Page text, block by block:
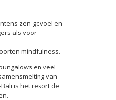
zen-gevoel en
als voor
mindfulness.
en veel
van
is het resort de